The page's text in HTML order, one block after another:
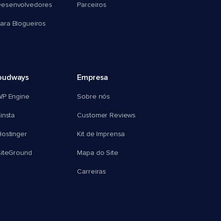
Blogueiros
Parceiros
Engine
Empresa
Sobre nós
Customer Reviews
Kit de Imprensa
Mapa do Site
Carreiras